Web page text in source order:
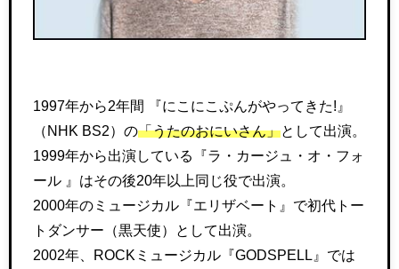
1997年から2年間 『にこにこぷんがやってきた!』
（NHK BS2）の「うたのおにいさん」として出演。
1999年から出演している『ラ・カージュ・オ・フォ
ール 』はその後20年以上同じ役で出演。
2000年のミュージカル『エリザベート』で初代トー
トダンサー（黒天使）として出演。
2002年、ROCKミュージカル『GODSPELL』では